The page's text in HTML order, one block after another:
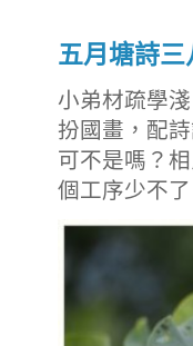
五月塘詩三
小弟材疏學
扮國畫，配
可不是嗎？
個工序少不